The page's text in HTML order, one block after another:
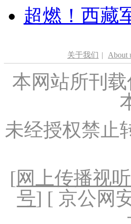
超燃！西藏
关于我们 | About
本网站所刊
未经授权禁止
[网上传播视
号] [ 京公网